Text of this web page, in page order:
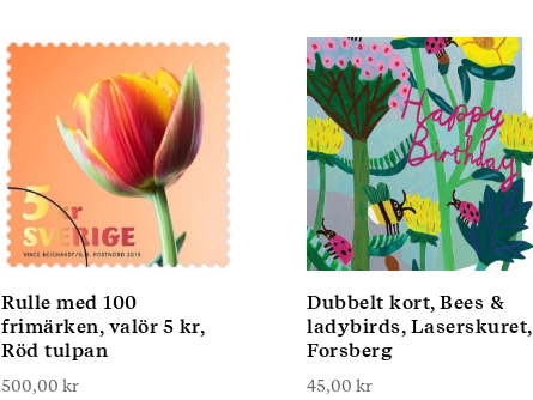
Rulle med 100
frimärken, valör 5 kr,
Röd tulpan
500,00 kr
Dubbelt kort, Bees &
ladybirds, Laserskuret,
Forsberg
45,00 kr